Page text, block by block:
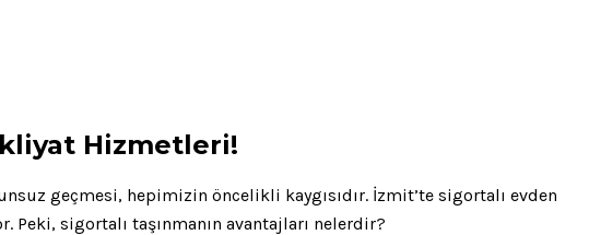
Hizmetleri!
geçmesi, hepimizin öncelikli kaygısıdır. İzmit’te sigortalı evden
sigortalı taşınmanın avantajları nelerdir?